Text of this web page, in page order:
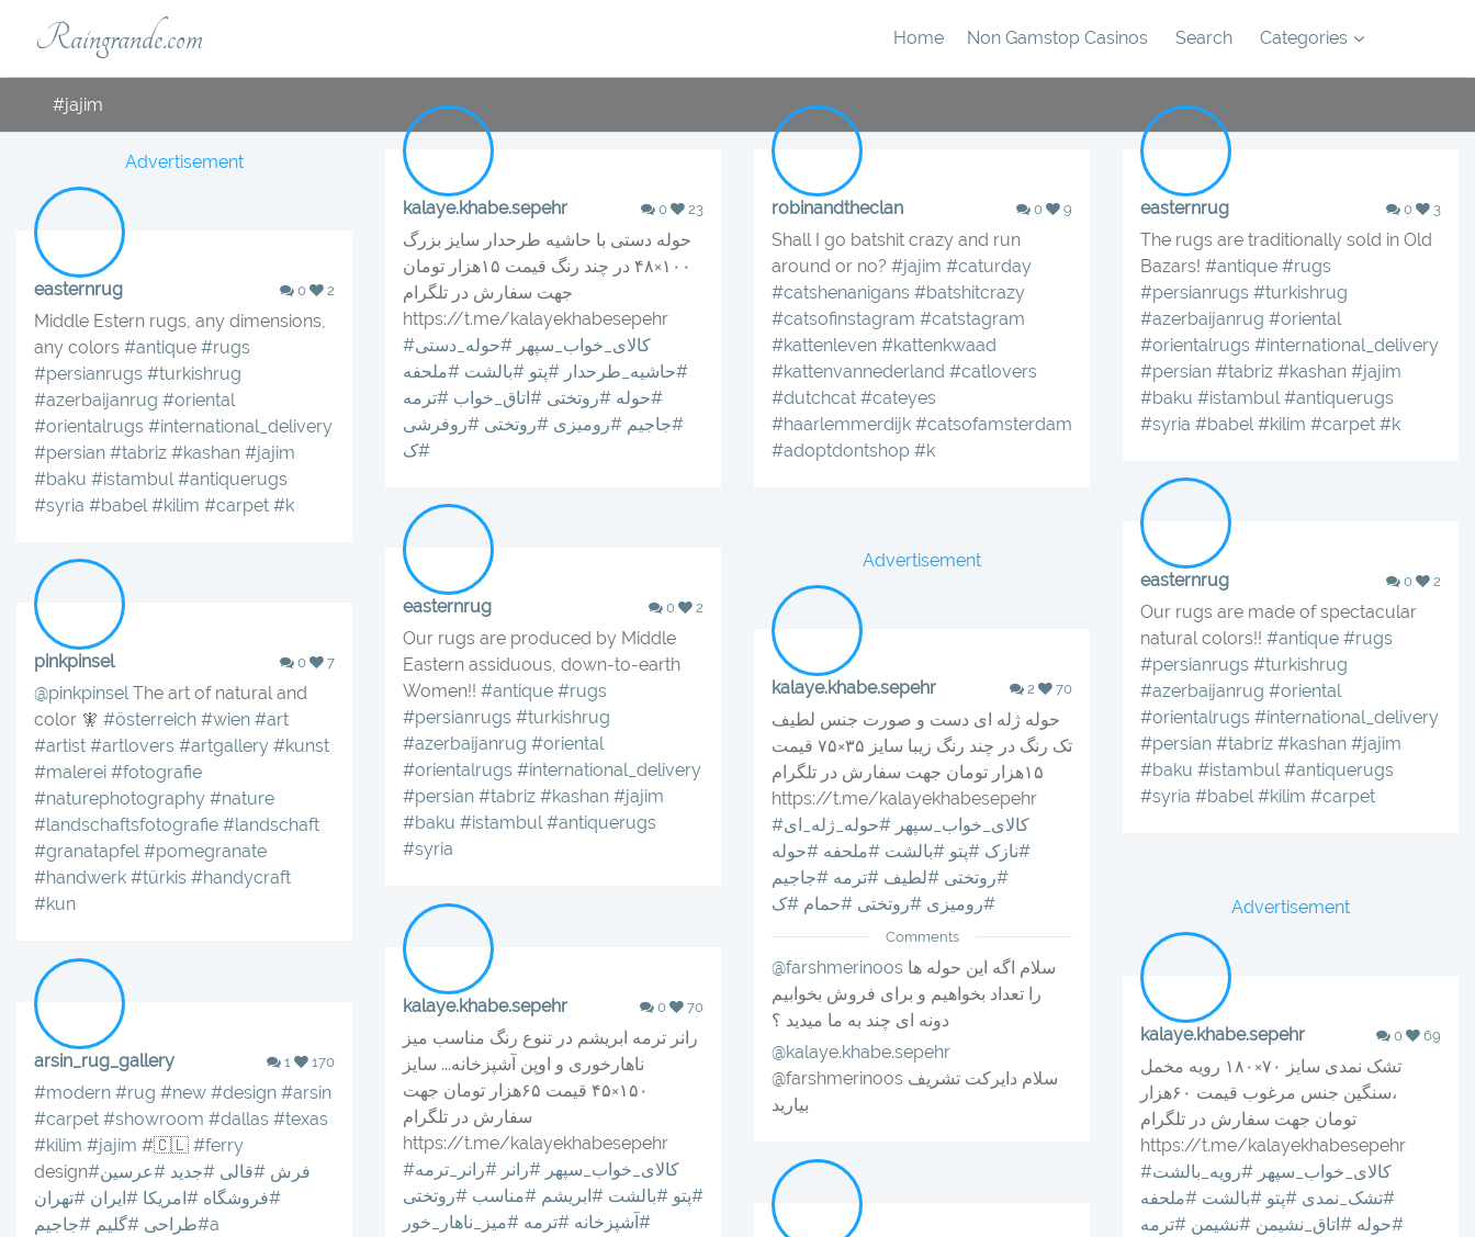
Raingrande.com Home Non Gamstop Casinos Search Categories
#jajim
Advertisement
kalaye.khabe.sepehr 0 23
حوله دستی با حاشیه طرحدار سایز بزرگ
۱۰۰×۴۸ در چند رنگ قیمت ۱۵هزار تومان
جهت سفارش در تلگرام
https://t.me/kalayekhabesepehr
#کالای_خواب_سپهر #حوله_دستی
#حاشیه_طرحدار #پتو #بالشت #ملحفه
#حوله #روتختی #اتاق_خواب #ترمه
#جاجیم #رومیزی #روتختی #روفرشی
#ک
robinandtheclan 0 9
Shall I go batshit crazy and run
around or no? #jajim #caturday
#catshenanigans #batshitcrazy
#catsofinstagram #catstagram
#kattenleven #kattenkwaad
#kattenvannederland #catlovers
#dutchcat #cateyes
#haarlemmerdijk #catsofamsterdam
#adoptdontshop #k
easternrug 0 3
The rugs are traditionally sold in Old
Bazars! #antique #rugs
#persianrugs #turkishrug
#azerbaijanrug #oriental
#orientalrugs #international_delivery
#persian #tabriz #kashan #jajim
#baku #istambul #antiquerugs
#syria #babel #kilim #carpet #k
easternrug 0 2
Middle Estern rugs, any dimensions,
any colors #antique #rugs
#persianrugs #turkishrug
#azerbaijanrug #oriental
#orientalrugs #international_delivery
#persian #tabriz #kashan #jajim
#baku #istambul #antiquerugs
#syria #babel #kilim #carpet #k
easternrug 0 2
Our rugs are made of spectacular
natural colors!! #antique #rugs
#persianrugs #turkishrug
#azerbaijanrug #oriental
#orientalrugs #international_delivery
#persian #tabriz #kashan #jajim
#baku #istambul #antiquerugs
#syria #babel #kilim #carpet
easternrug 0 2
Our rugs are produced by Middle
Eastern assiduous, down-to-earth
Women!! #antique #rugs
#persianrugs #turkishrug
#azerbaijanrug #oriental
#orientalrugs #international_delivery
#persian #tabriz #kashan #jajim
#baku #istambul #antiquerugs
#syria
Advertisement
pinkpinsel 0 7
@pinkpinsel The art of natural and
color 🧚‍️ #österreich #wien #art
#artist #artlovers #artgallery #kunst
#malerei #fotografie
#naturephotography #nature
#landschaftsfotografie #landschaft
#granatapfel #pomegranate
#handwerk #türkis #handycraft
#kun
kalaye.khabe.sepehr 2 70
حوله ژله ای دست و صورت جنس لطیف
تک رنگ در چند رنگ زیبا سایز ۳۵×۷۵ قیمت
۱۵هزار تومان جهت سفارش در تلگرام
https://t.me/kalayekhabesepehr
#کالای_خواب_سپهر #حوله_ژله_ای
#نازک #پتو #بالشت #ملحفه #حوله
#روتختی #لطیف #ترمه #جاجیم
#رومیزی #روتختی #حمام #ک
Comments
@farshmerinoos
را تعداد بخواهیم و برای فروش بخوابیم
دونه ای چند به ما میدید ؟
@kalaye.khabe.sepehr
@farshmerinoos سلام دایرکت تشریف
بیارید
Advertisement
kalaye.khabe.sepehr 0 70
رانر ترمه ابریشم در تنوع رنگ مناسب میز
ناهارخوری و اوپن آشپزخانه... سایز
۱۵۰×۴۵ قیمت ۶۵هزار تومان جهت
سفارش در تلگرام
https://t.me/kalayekhabesepehr
#کالای_خواب_سپهر #رانر #رانر_ترمه
#پتو #بالشت #ابریشم #مناسب #روتختی
#آشپزخانه #ترمه #میز_ناهار_خور
kalaye.khabe.sepehr 0 69
تشک نمدی سایز ۷۰×۱۸۰ رویه مخمل
،سنگین جنس مرغوب قیمت ۶۰هزار
تومان جهت سفارش در تلگرام
https://t.me/kalayekhabesepehr
#کالای_خواب_سپهر #رویه_بالشت
#تشک_نمدی #پتو #بالشت #ملحفه
#حوله #اتاق_نشیمن #نشیمن #ترمه
arsin_rug_gallery 1 170
#modern #rug #new #design #arsin
#carpet #showroom #dallas #texas
#kilim #jajim #🇨🇱 #ferry
design
#فرش #قالى #جديد #عرسين
#فروشگاه #امريكا #ايران #تهران
#طراحى #گليم
#جاجيمa